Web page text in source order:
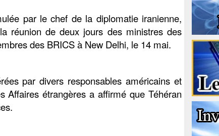
par le chef de la diplomatie iranienne,
réunion de deux jours des ministres des
des BRICS à New Delhi, le 14 mai.
par divers responsables américains et
Affaires étrangères a affirmé que Téhéran